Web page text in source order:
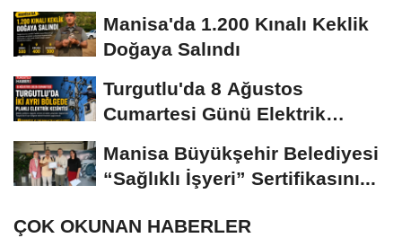
Manisa'da 1.200 Kınalı Keklik
Doğaya Salındı
Turgutlu'da 8 Ağustos
Cumartesi Günü Elektrik
Manisa Büyükşehir Belediyesi
“Sağlıklı İşyeri” Sertifikasını...
ÇOK OKUNAN HABERLER